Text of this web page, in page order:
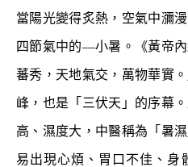
當陽光變得炙熱，空氣中瀰
四節氣中的—小暑。《黃帝
蕃秀，天地氣交，萬物華實
峰，也是「三伏天」的序幕
高、濕度大，中醫稱為「暑
易出現心煩、胃口不佳、身